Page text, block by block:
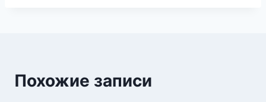
Похожие записи